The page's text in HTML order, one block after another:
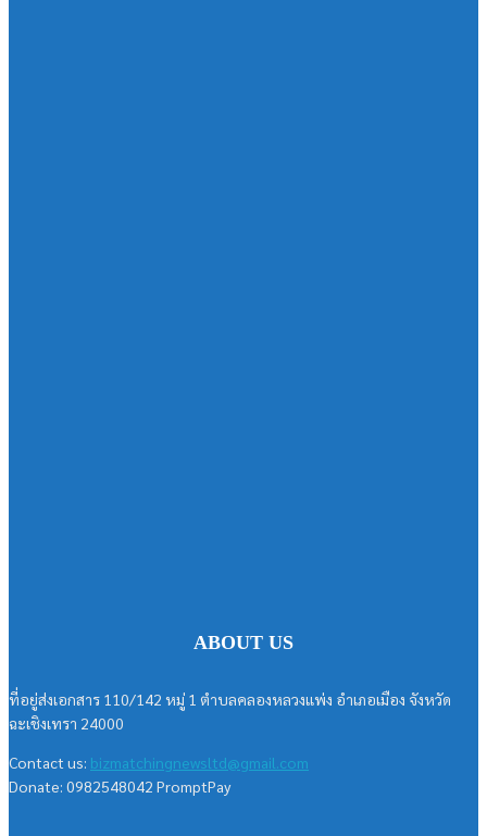
ABOUT US
ที่อยู่ส่งเอกสาร 110/142 หมู่ 1 ตำบลคลองหลวงแพ่ง อำเภอเมือง จังหวัด
ฉะเชิงเทรา 24000
Contact us: bizmatchingnewsltd@gmail.com
Donate: 0982548042 PromptPay